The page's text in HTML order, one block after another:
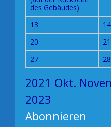
des Gebäudes)
13 14
20
21
27
28
2021 Okt.
2023
Abonnieren